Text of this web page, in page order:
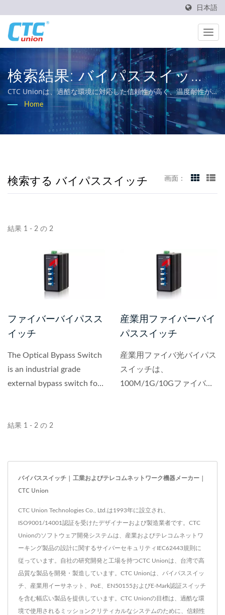
日本語
検索結果: バイパススイッチ
| 産業およびテレコムネット
ワーク機器メーカー | CTC
Union
CTC Unionは、過酷な環境に対応した信頼性が高く、温度耐性が
あり、頑丈な産業用ネットワーキングソリューションの提供に取
り組んでいます。私たちの包括的な製品ポートフォリオには、
L3/L2マネージドスイッチ、PoEソリューション、および鉄道、電
Home
検索する バイパススイッチ 画面：
結果 1 - 2 の 2
ファイバーバイパスス
イッチ
The Optical Bypass Switch
is an industrial grade
external bypass switch for
産業用ファイバーバイ
パススイッチ
産業用ファイバ光バイパス
スイッチは、
100M/1G/10Gファイバ光
結果 1 - 2 の 2
バイパススイッチ | 工業およびテレコムネットワーク機器メーカー |
CTC Union
CTC Union Technologies Co., Ltd.は1993年に設立され、
ISO9001/14001認証を受けたデザイナーおよび製造業者です。CTC
Unionのソフトウェア開発システムは、産業およびテレコムネットワ
ーキング製品の設計に関するサイバーセキュリティIEC62443規則に
従っています。自社の研究開発と工場を持つCTC Unionは、台湾で高
品質な製品を開発・製造しています。CTC Unionは、バイパススイッ
チ、産業用イーサネット、PoE、EN50155およびE-Mark認証スイッチ
を含む幅広い製品を提供しています。CTC Unionの目標は、過酷な環
境で使用されるミッションクリティカルなシステムのために、信頼性